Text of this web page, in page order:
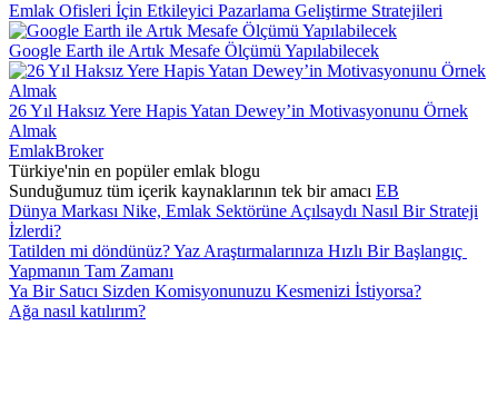
Emlak Ofisleri İçin Etkileyici Pazarlama Geliştirme Stratejileri
Google Earth ile Artık Mesafe Ölçümü Yapılabilecek
26 Yıl Haksız Yere Hapis Yatan Dewey’in Motivasyonunu Örnek
Almak
EmlakBroker
Türkiye'nin en popüler emlak blogu
Sunduğumuz tüm içerik kaynaklarının tek bir amacı EB
Dünya Markası Nike, Emlak Sektörüne Açılsaydı Nasıl Bir Strateji
İzlerdi?
Tatilden mi döndünüz? Yaz Araştırmalarınıza Hızlı Bir Başlangıç ​​
Yapmanın Tam Zamanı
Ya Bir Satıcı Sizden Komisyonunuzu Kesmenizi İstiyorsa?
Ağa nasıl katılırım?